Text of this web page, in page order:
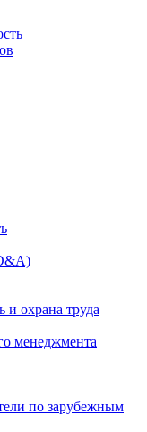
и охрана труда
менеджмента
по зарубежным